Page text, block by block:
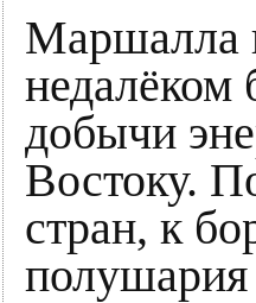
Маршалла
недалёком
добычи
Востоку.
стран, к